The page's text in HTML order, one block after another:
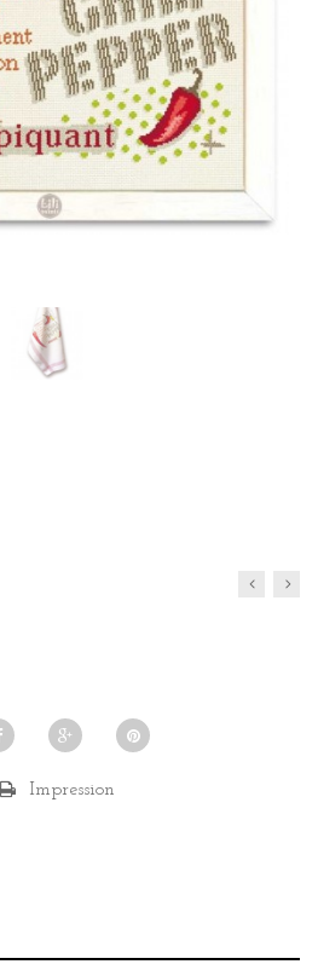
Impression